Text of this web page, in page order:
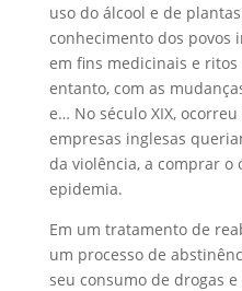
uso do álcool e de
conhecimento dos povos
em fins medicinais e ritos
entanto, com as
e… No século XIX,
empresas inglesas
da violência, a comprar o
epidemia.
Em um tratamento de
um processo de
seu consumo de drogas